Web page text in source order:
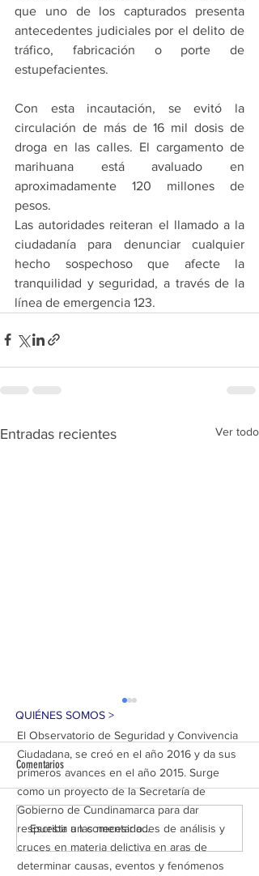
que uno de los capturados presenta
antecedentes judiciales por el delito de
tráfico, fabricación o porte de
estupefacientes.
Con esta incautación, se evitó la
circulación de más de 16 mil dosis de
droga en las calles. El cargamento de
marihuana está avaluado en
aproximadamente 120 millones de
pesos.
Las autoridades reiteran el llamado a la
ciudadanía para denunciar cualquier
hecho sospechoso que afecte la
tranquilidad y seguridad, a través de la
línea de emergencia 123.
Entradas recientes Ver todo
GOLPE AL ECOCIDIO EN SOACHA:
CUATRO CAPTURADOS POR
EXTRACCIÓN ILEGAL DE CARBÓN
Comentarios
Escribir un comentario...
QUIÉNES SOMOS >
El Observatorio de Seguridad y Convivencia
Ciudadana, se creó en el año 2016 y da sus
primeros avances en el año 2015. Surge
como un proyecto de la Secretaría de
Gobierno de Cundinamarca para dar
respuesta a las necesidades de análisis y
cruces en materia delictiva en aras de
determinar causas, eventos y fenómenos